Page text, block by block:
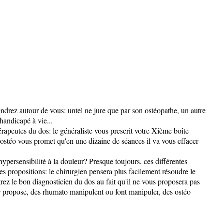
autour de vous: untel ne jure que par son ostéopathe, un autre
à vie...
du dos: le généraliste vous prescrit votre Xième boîte
vous promet qu'en une dizaine de séances il va vous effacer
à la douleur? Presque toujours, ces différentes
propositions: le chirurgien pensera plus facilement résoudre le
le bon diagnosticien du dos au fait qu'il ne vous proposera pas
des rhumato manipulent ou font manipuler, des ostéo